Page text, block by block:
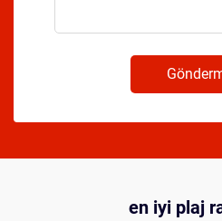
en iyi plaj